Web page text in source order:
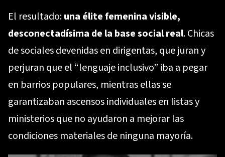
El resultado:una élite femenina visible,
desconectadísima de la base social real. Chicas
de sociales devenidas en dirigentas, que juran y
perjuran que el “lenguaje inclusivo” iba a pegar
en barrios populares, mientras ellas se
garantizaban ascensos individuales en listas y
ministerios que no ayudaron a mejorar las
condiciones materiales de ninguna mayoría.